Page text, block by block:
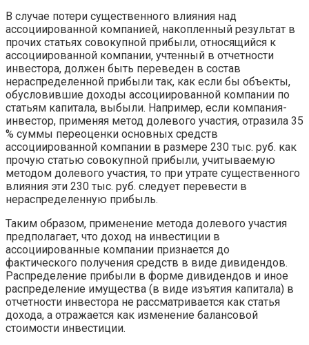
В случае потери существенного влияния над
ассоциированной компанией, накопленный результат в
прочих статьях совокупной прибыли, относящийся к
ассоциированной компании, учтенный в отчетности
инвестора, должен быть переведен в состав
нераспределенной прибыли так, как если бы объекты,
обусловившие доходы ассоциированной компании по
статьям капитала, выбыли. Например, если компания-
инвестор, применяя метод долевого участия, отразила 35
% суммы переоценки основных средств
ассоциированной компании в размере 230 тыс. руб. как
прочую статью совокупной прибыли, учитываемую
методом долевого участия, то при утрате существенного
влияния эти 230 тыс. руб. следует перевести в
нераспределенную прибыль.
Таким образом, применение метода долевого участия
предполагает, что доход на инвестиции в
ассоциированные компании признается до
фактического получения средств в виде дивидендов.
Распределение прибыли в форме дивидендов и иное
распределение имущества (в виде изъятия капитала) в
отчетности инвестора не рассматривается как статья
дохода, а отражается как изменение балансовой
стоимости инвестиции.